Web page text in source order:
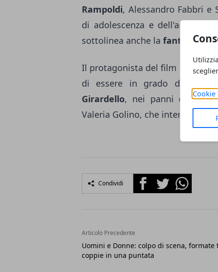
Cookie
Rampoldi, Alessandro Fabbri e
di adolescenza e dell'ansia
sottolinea anche la fantasiae
Il protagonista del film è
di essere in grado di
Girardello, nei panni di
Valeria Golino, che interpretano
Condividi FacebookTwitterWhatsapp
Articolo Precedente
Uomini e Donne: colpo di scena, formate
coppie in una puntata